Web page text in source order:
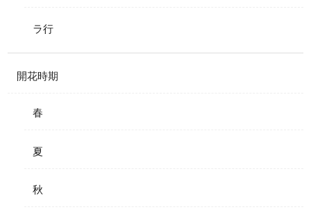
ラ行
開花時期
春
夏
秋